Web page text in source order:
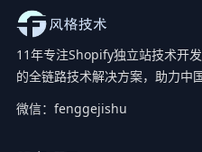
11年专注Shopify独立站技术开
的全链路技术解决方案，助力中
微信：fenggejishu